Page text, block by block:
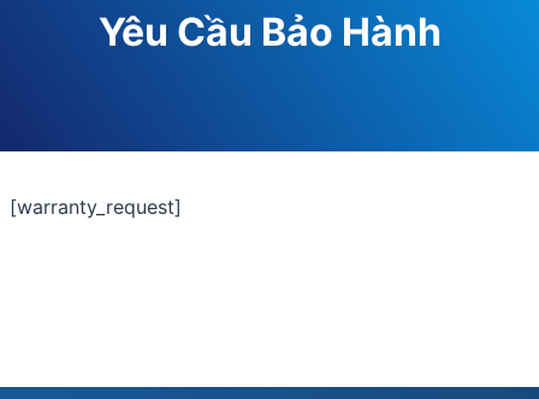
Yêu Cầu Bảo Hành
[warranty_request]